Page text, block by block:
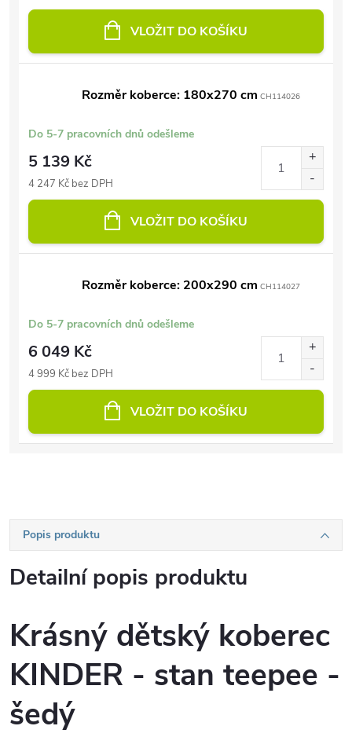
VLOŽIT DO KOŠÍKU
Rozměr koberce: 180x270 cm CH114026
Do 5-7 pracovních dnů odešleme
5 139 Kč
4 247 Kč bez DPH
VLOŽIT DO KOŠÍKU
Rozměr koberce: 200x290 cm CH114027
Do 5-7 pracovních dnů odešleme
6 049 Kč
4 999 Kč bez DPH
VLOŽIT DO KOŠÍKU
Popis produktu
Detailní popis produktu
Krásný dětský koberec
KINDER - stan teepee -
šedý